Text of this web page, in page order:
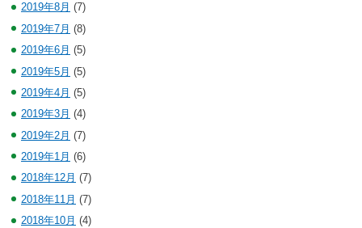
2019年8月 (7)
2019年7月 (8)
2019年6月 (5)
2019年5月 (5)
2019年4月 (5)
2019年3月 (4)
2019年2月 (7)
2019年1月 (6)
2018年12月 (7)
2018年11月 (7)
2018年10月 (4)